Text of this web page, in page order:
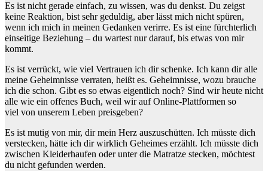
Es ist nicht gerade einfach, zu wissen, was du denkst. Du zeigst
keine Reaktion, bist sehr geduldig, aber lässt mich nicht spüren,
wenn ich mich in meinen Gedanken verirre. Es ist eine fürchterlich
einseitige Beziehung – du wartest nur darauf, bis etwas von mir
kommt.
Es ist verrückt, wie viel Vertrauen ich dir schenke. Ich kann dir alle
meine Geheimnisse verraten, heißt es. Geheimnisse, wozu brauche
ich die schon. Gibt es so etwas eigentlich noch? Sind wir heute nicht
alle wie ein offenes Buch, weil wir auf Online-Plattformen so
viel von unserem Leben preisgeben?
Es ist mutig von mir, dir mein Herz auszuschütten. Ich müsste dich
verstecken, hätte ich dir wirklich Geheimes erzählt. Ich müsste dich
zwischen Kleiderhaufen oder unter die Matratze stecken, möchtest
du nicht gefunden werden.